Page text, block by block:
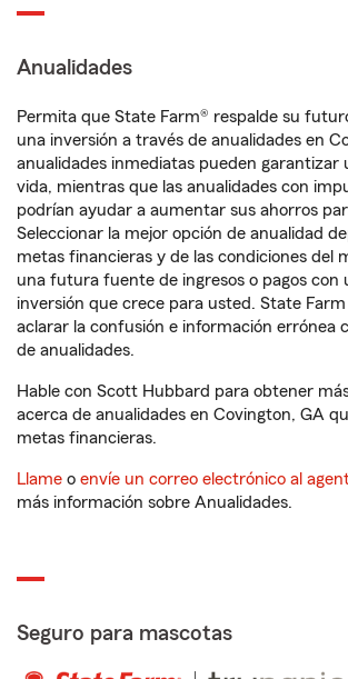
Anualidades
Permita que State Farm® respalde su
una inversión a través de anualidades en
anualidades inmediatas pueden garantizar
vida, mientras que las anualidades con
podrían ayudar a aumentar sus ahorros
Seleccionar la mejor opción de anualidad
metas financieras y de las condiciones del
una futura fuente de ingresos o pagos con
inversión que crece para usted. State
aclarar la confusión e información errónea
de anualidades.
Hable con Scott Hubbard para obtener
acerca de anualidades en Covington, GA
metas financieras.
Llame o envíe un correo electrónico al
más información sobre Anualidades.
Seguro para mascotas